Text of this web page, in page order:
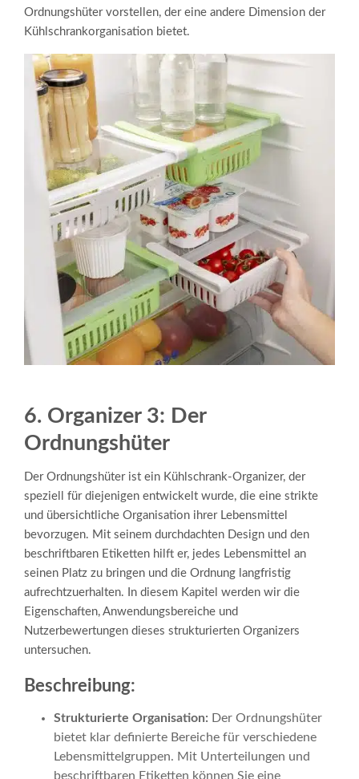
Ordnungshüter vorstellen, der eine andere Dimension der
Kühlschrankorganisation bietet.
6. Organizer 3: Der
Ordnungshüter
Der Ordnungshüter ist ein Kühlschrank-Organizer, der
speziell für diejenigen entwickelt wurde, die eine strikte
und übersichtliche Organisation ihrer Lebensmittel
bevorzugen. Mit seinem durchdachten Design und den
beschriftbaren Etiketten hilft er, jedes Lebensmittel an
seinen Platz zu bringen und die Ordnung langfristig
aufrechtzuerhalten. In diesem Kapitel werden wir die
Eigenschaften, Anwendungsbereiche und
Nutzerbewertungen dieses strukturierten Organizers
untersuchen.
Beschreibung:
Strukturierte Organisation: Der Ordnungshüter
bietet klar definierte Bereiche für verschiedene
Lebensmittelgruppen. Mit Unterteilungen und
beschriftbaren Etiketten können Sie eine